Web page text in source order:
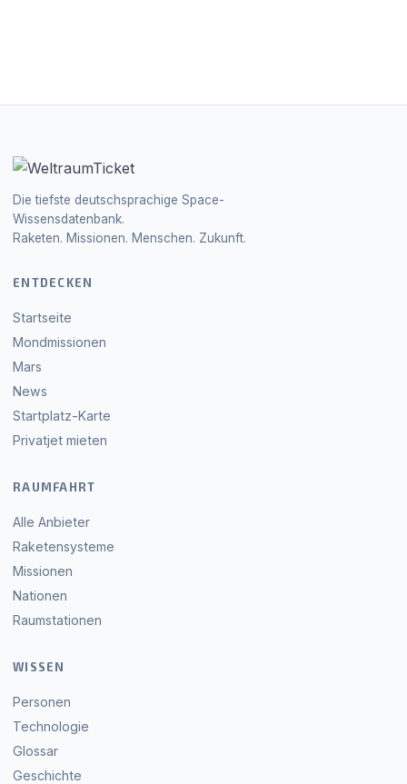
Die tiefste deutschsprachige Space-
Wissensdatenbank.
Raketen. Missionen. Menschen. Zukunft.
ENTDECKEN
Startseite
Mondmissionen
Mars
News
Startplatz-Karte
Privatjet mieten
RAUMFAHRT
Alle Anbieter
Raketensysteme
Missionen
Nationen
Raumstationen
WISSEN
Personen
Technologie
Glossar
Geschichte